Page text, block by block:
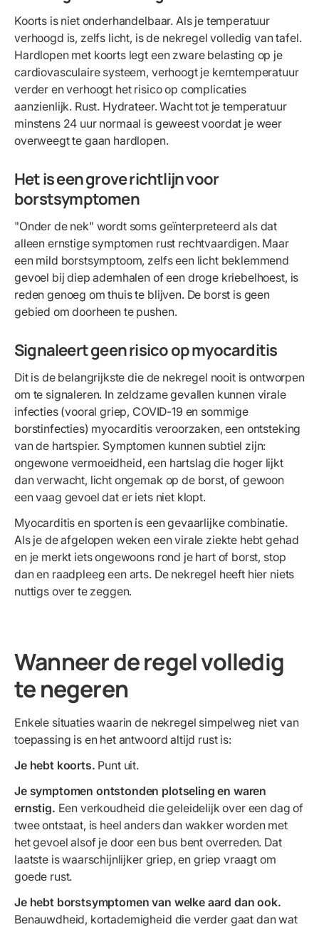
Koorts is niet onderhandelbaar. Als je temperatuur
verhoogd is, zelfs licht, is de nekregel volledig van tafel.
Hardlopen met koorts legt een zware belasting op je
cardiovasculaire systeem, verhoogt je kerntemperatuur
verder en verhoogt het risico op complicaties
aanzienlijk. Rust. Hydrateer. Wacht tot je temperatuur
minstens 24 uur normaal is geweest voordat je weer
overweegt te gaan hardlopen.
Het is een grove richtlijn voor
borstsymptomen
"Onder de nek" wordt soms geïnterpreteerd als dat
alleen ernstige symptomen rust rechtvaardigen. Maar
een mild borstsymptoom, zelfs een licht beklemmend
gevoel bij diep ademhalen of een droge kriebelhoest, is
reden genoeg om thuis te blijven. De borst is geen
gebied om doorheen te pushen.
Signaleert geen risico op myocarditis
Dit is de belangrijkste die de nekregel nooit is ontworpen
om te signaleren. In zeldzame gevallen kunnen virale
infecties (vooral griep, COVID-19 en sommige
borstinfecties) myocarditis veroorzaken, een ontsteking
van de hartspier. Symptomen kunnen subtiel zijn:
ongewone vermoeidheid, een hartslag die hoger lijkt
dan verwacht, licht ongemak op de borst, of gewoon
een vaag gevoel dat er iets niet klopt.
Myocarditis en sporten is een gevaarlijke combinatie.
Als je de afgelopen weken een virale ziekte hebt gehad
en je merkt iets ongewoons rond je hart of borst, stop
dan en raadpleeg een arts. De nekregel heeft hier niets
nuttigs over te zeggen.
Wanneer de regel volledig
te negeren
Enkele situaties waarin de nekregel simpelweg niet van
toepassing is en het antwoord altijd rust is:
Je hebt koorts. Punt uit.
Je symptomen ontstonden plotseling en waren
ernstig. Een verkoudheid die geleidelijk over een dag of
twee ontstaat, is heel anders dan wakker worden met
het gevoel alsof je door een bus bent overreden. Dat
laatste is waarschijnlijker griep, en griep vraagt om
goede rust.
Je hebt borstsymptomen van welke aard dan ook.
Benauwdheid, kortademigheid die verder gaat dan wat